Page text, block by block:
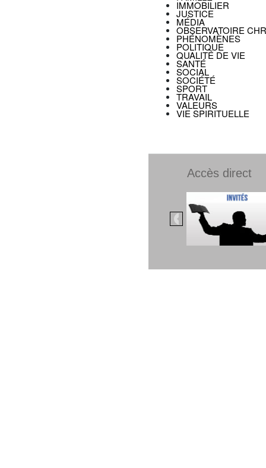
IMMOBILIER
JUSTICE
MÉDIA
OBSERVATOIRE
PHÉNOMÈNES
POLITIQUE
QUALITÉ DE VIE
SANTÉ
SOCIAL
SOCIÉTÉ
SPORT
TRAVAIL
VALEURS
VIE SPIRITUELLE
Accès direct